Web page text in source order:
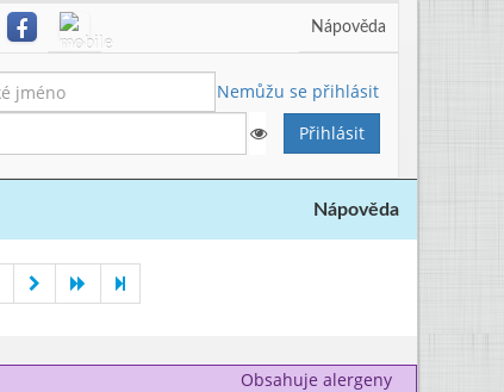
Nápověda
Nemůžu se přihlásit
Nápověda
Obsahuje alergeny